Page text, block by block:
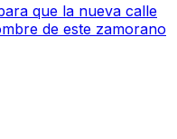
que la nueva calle
de este zamorano